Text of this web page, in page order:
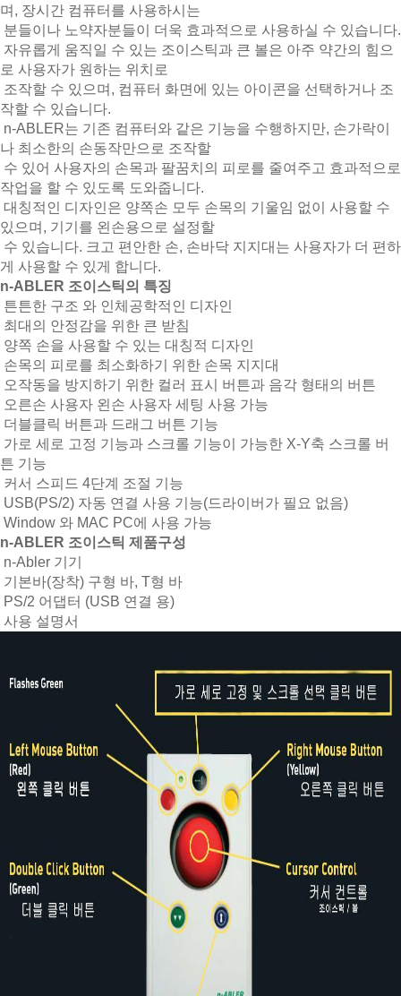
며, 장시간 컴퓨터를 사용하시는
분들이나 노약자분들이 더욱 효과적으로 사용하실 수 있습니다.
자유롭게 움직일 수 있는 조이스틱과 큰 볼은 아주 약간의 힘으
로 사용자가 원하는 위치로
조작할 수 있으며, 컴퓨터 화면에 있는 아이콘을 선택하거나 조
작할 수 있습니다.
n-ABLER는 기존 컴퓨터와 같은 기능을 수행하지만, 손가락이
나 최소한의 손동작만으로 조작할
수 있어 사용자의 손목과 팔꿈치의 피로를 줄여주고 효과적으로
작업을 할 수 있도록 도와줍니다.
대칭적인 디자인은 양쪽손 모두 손목의 기울임 없이 사용할 수
있으며, 기기를 왼손용으로 설정할
수 있습니다. 크고 편안한 손, 손바닥 지지대는 사용자가 더 편하
게 사용할 수 있게 합니다.
n-ABLER 조이스틱의 특징
튼튼한 구조 와 인체공학적인 디자인
최대의 안정감을 위한 큰 받침
양쪽 손을 사용할 수 있는 대칭적 디자인
손목의 피로를 최소화하기 위한 손목 지지대
오작동을 방지하기 위한 컬러 표시 버튼과 음각 형태의 버튼
오른손 사용자 왼손 사용자 세팅 사용 가능
더블클릭 버튼과 드래그 버튼 기능
가로 세로 고정 기능과 스크롤 기능이 가능한 X-Y축 스크롤 버
튼 기능
커서 스피드 4단계 조절 기능
USB(PS/2) 자동 연결 사용 기능(드라이버가 필요 없음)
Window 와 MAC PC에 사용 가능
n-ABLER 조이스틱 제품구성
n-Abler 기기
기본바(장착) 구형 바, T형 바
PS/2 어댑터 (USB 연결 용)
사용 설명서